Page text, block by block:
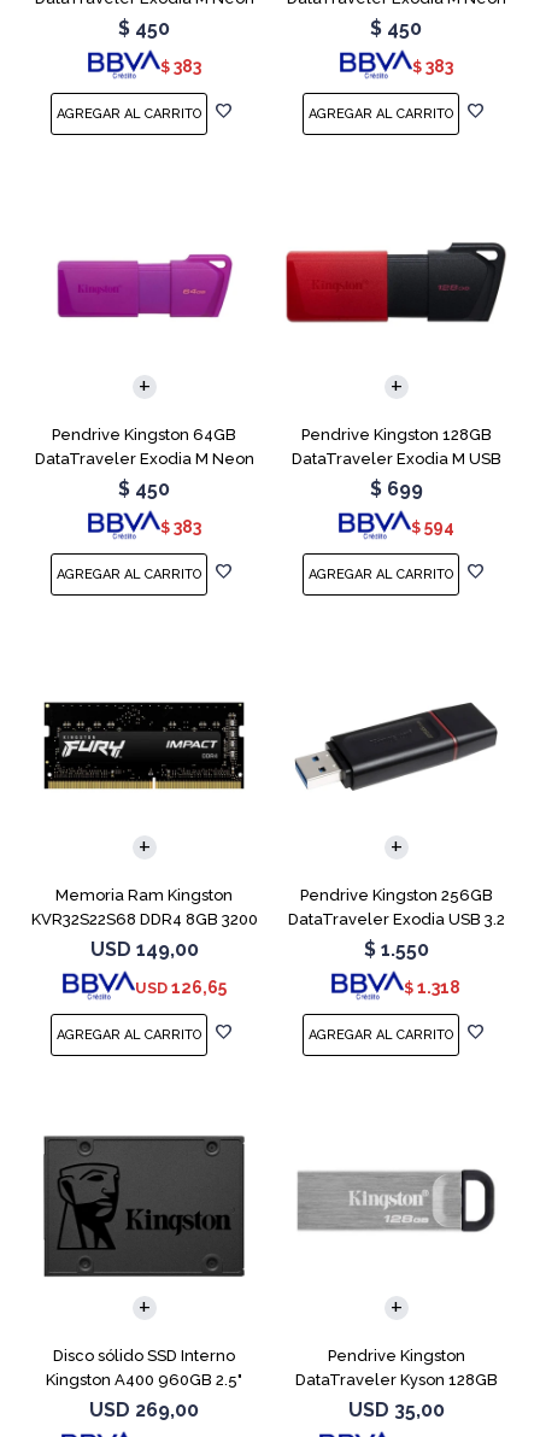
Green
$ 450
$ 383
Pink
$ 450
$ 383
Pendrive Kingston 64GB
DataTraveler Exodia M Neon
Purple
$ 450
$ 383
Pendrive Kingston 128GB
DataTraveler Exodia M USB
3.2
$ 699
$ 594
Memoria Ram Kingston
KVR32S22S68 DDR4 8GB 3200
MHz Sodimm
USD 149,00
USD 126,65
Pendrive Kingston 256GB
DataTraveler Exodia USB 3.2
$ 1.550
$ 1.318
Disco sólido SSD Interno
Kingston A400 960GB 2.5"
SATA 3
USD 269,00
Pendrive Kingston
DataTraveler Kyson 128GB
USB 3.2
USD 35,00